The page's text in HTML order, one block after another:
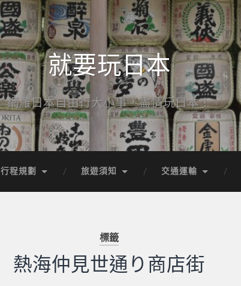
就要玩日本
網羅日本自由行大小事，盡情玩日本！
行程規劃 旅遊須知 交通運輸
標籤
熱海仲見世通り商店街